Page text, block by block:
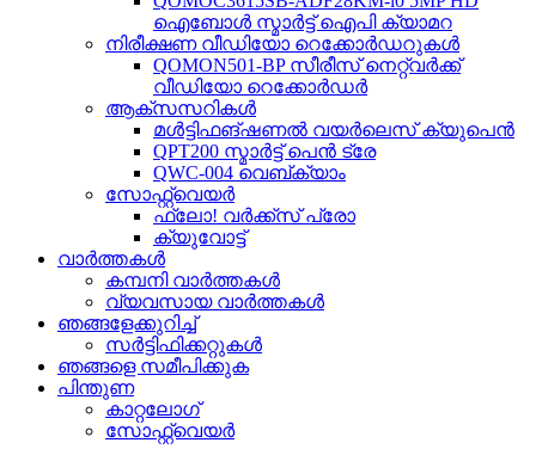
ഐബോൾ സ്മാർട്ട് ഐപി ക്യാമറ
നിരീക്ഷണ വീഡിയോ റെക്കോർഡറുകൾ
QOMON501-BP സീരീസ് നെറ്റ്‌വർക്ക്
വീഡിയോ റെക്കോർഡർ
ആക്‌സസറികൾ
മൾട്ടിഫങ്ഷണൽ വയർലെസ് ക്യുപെൻ
QPT200 സ്മാർട്ട് പെൻ ട്രേ
QWC-004 വെബ്‌ക്യാം
സോഫ്റ്റ്‌വെയർ
ഫ്ലോ! വർക്ക്സ് പ്രോ
ക്യുവോട്ട്
വാർത്തകൾ
കമ്പനി വാർത്തകൾ
വ്യവസായ വാർത്തകൾ
ഞങ്ങളേക്കുറിച്ച്
സർട്ടിഫിക്കറ്റുകൾ
ഞങ്ങളെ സമീപിക്കുക
പിന്തുണ
കാറ്റലോഗ്
സോഫ്റ്റ്‌വെയർ